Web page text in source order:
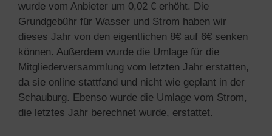
wurde vom Anbieter um 0,02 € erhöht. Die
Grundgebühr für Wasser und Strom haben wir
dieses Jahr von den eigentlichen 8€ auf 6€ senken
können. Außerdem wurde die Umlage für die
Mitgliederversammlung vom letzten Jahr erstatten,
da sie online stattfand und nicht wie geplant in der
Schauburg. Ebenso wurde die Umlage vom Strom,
die letztes Jahr berechnet wurde, erstattet.